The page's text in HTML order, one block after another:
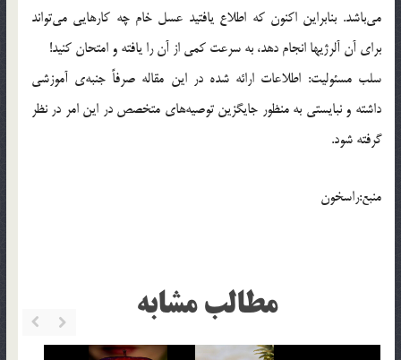
می‌باشد. بنابراین اکنون که اطلاع یافتید عسل خام چه کارهایی می‌تواند
برای آن آلرژیها انجام دهد، به سرعت کمی از آن را یافته و امتحان کنید!
سلب مسئولیت: اطلاعات ارائه شده در این مقاله صرفاً جنبه‌ی آموزشی
داشته و نبایستی به منظور جایگزین توصیه‌های متخصص در این امر در نظر
گرفته شود.
منبع:راسخون
مطالب مشابه